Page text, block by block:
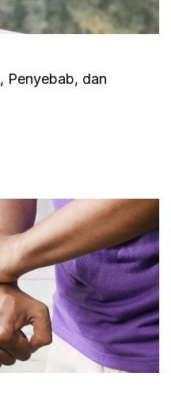
Penyebab, dan